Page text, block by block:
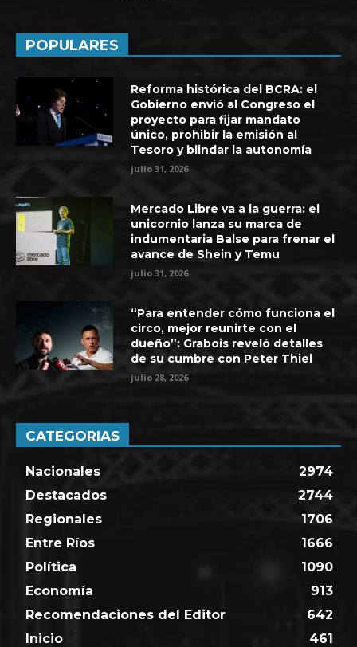
POPULARES
Reforma histórica del BCRA: el
Gobierno envió al Congreso el
proyecto para fijar mandato
único, prohibir la emisión al
Tesoro y blindar la autonomía
julio 31, 2026
Mercado Libre va a la guerra: el
unicornio lanza su marca de
indumentaria Balse para frenar el
avance de Shein y Temu
julio 31, 2026
“Para entender cómo funciona el
circo, mejor reunirte con el
dueño”: Grabois reveló detalles
de su cumbre con Peter Thiel
julio 28, 2026
CATEGORIAS
Nacionales
2974
Destacados
2744
Regionales
1706
Entre Ríos
1666
Política
1090
Economía
913
Recomendaciones del Editor
642
Inicio
461